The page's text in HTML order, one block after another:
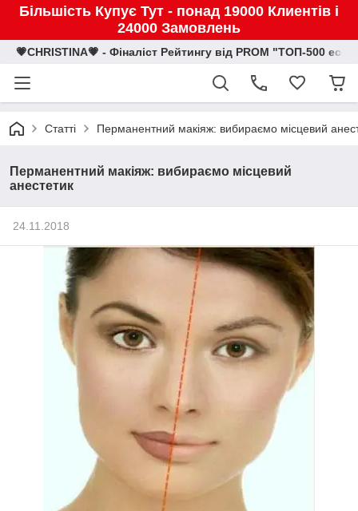
Більшість Купує Тут - понад 19000 Клиентів і
24000 Замовлень
💗CHRISTINA💗 - Фіналіст Рейтингу від PROM "ТОП-500
Статті Перманентний макіяж: вибираємо місцевий
Перманентний макіяж: вибираємо місцевий
анестетик
24.11.2018